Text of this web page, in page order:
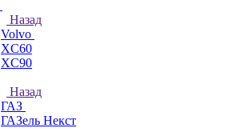
Назад
Volvo
XC60
XC90
Назад
ГАЗ
ГАЗель Некст